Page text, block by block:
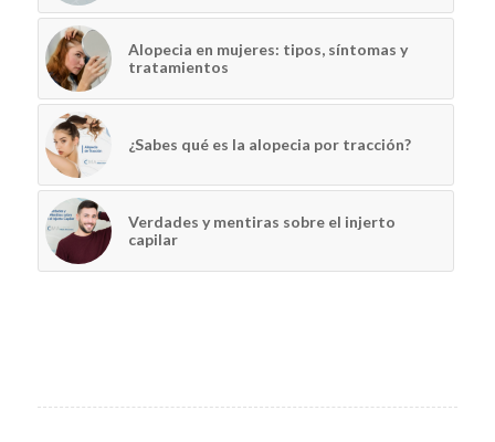
Alopecia en mujeres: tipos, síntomas y
tratamientos
¿Sabes qué es la alopecia por tracción?
Verdades y mentiras sobre el injerto
capilar